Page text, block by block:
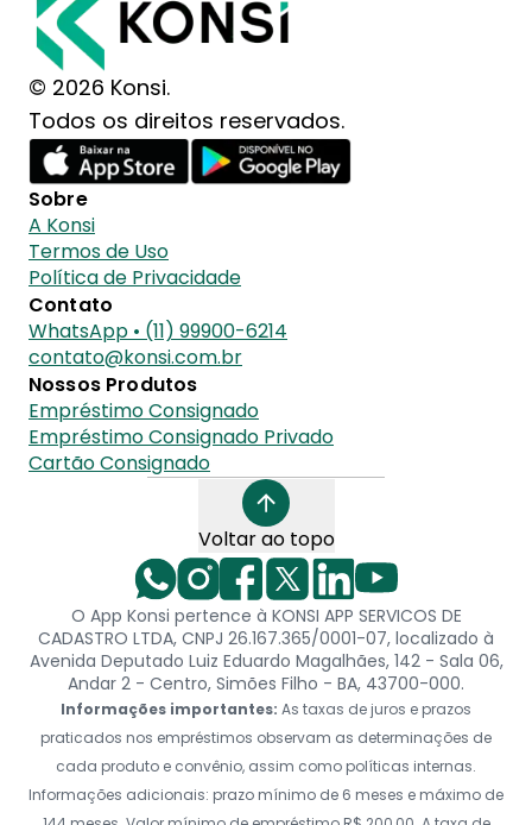
© 2026 Konsi.
Todos os direitos reservados.
Sobre
A Konsi
Termos de Uso
Política de Privacidade
Contato
WhatsApp • (11) 99900-6214
contato@konsi.com.br
Nossos Produtos
Empréstimo Consignado
Empréstimo Consignado Privado
Cartão Consignado
Voltar ao topo
O App Konsi pertence à KONSI APP SERVICOS DE
CADASTRO LTDA, CNPJ 26.167.365/0001-07, localizado à
Avenida Deputado Luiz Eduardo Magalhães, 142 - Sala 06,
Andar 2 - Centro, Simões Filho - BA, 43700-000.
Informações importantes: As taxas de juros e prazos
praticados nos empréstimos observam as determinações de
cada produto e convênio, assim como políticas internas.
Informações adicionais: prazo mínimo de 6 meses e máximo de